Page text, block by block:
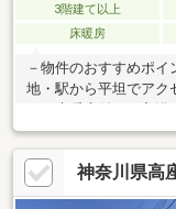
3階建て以上
床暖房
－物件のおすすめポ
地・駅から平坦でアク
せる床暖房付き・入
良いシステムキッチン
宅・耐久性に優れた安
９分・スーパーまで徒
川町立南小学校まで徒
神奈川県高